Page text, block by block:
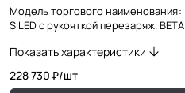
Модель торгового наименования:
S LED с рукояткой перезаряж.
Показать характеристики
228 730 ₽/шт